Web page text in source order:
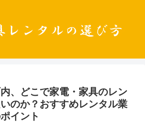
、どこで家電・家具のレン
のか？おすすめレンタル業
イント